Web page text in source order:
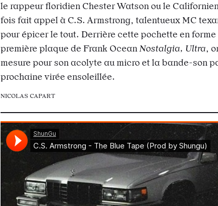
le rappeur floridien Chester Watson ou le
fois fait appel à C.S. Armstrong, talentueux MC
pour épicer le tout. Derrière cette pochette en forme
première plaque de Frank Ocean Nostalgia, Ultra,
mesure pour son acolyte au micro et la bande-son
prochaine virée ensoleillée.
NICOLAS CAPART